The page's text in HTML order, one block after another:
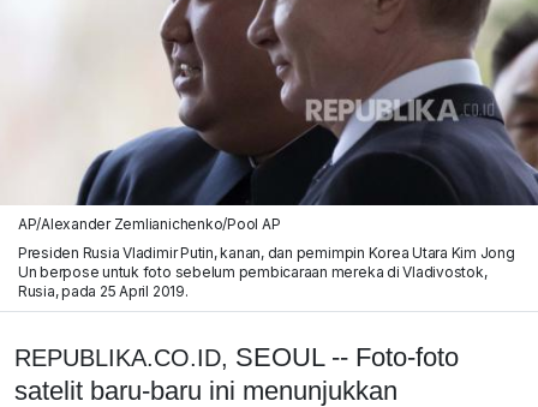
AP/Alexander Zemlianichenko/Pool AP
Presiden Rusia Vladimir Putin, kanan, dan pemimpin Korea Utara Kim Jong
Un berpose untuk foto sebelum pembicaraan mereka di Vladivostok,
Rusia, pada 25 April 2019.
REPUBLIKA.CO.ID, SEOUL -- Foto-foto
satelit baru-baru ini menunjukkan